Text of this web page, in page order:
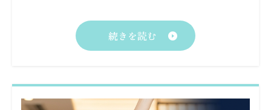
続きを読む